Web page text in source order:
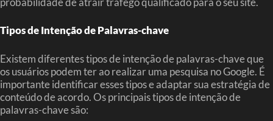
Tipos de Intenção de Palavras-chave
Existem diferentes tipos de intenção de palavras-chave que
os usuários podem ter ao realizar uma pesquisa no Google. É
importante identificar esses tipos e adaptar sua estratégia de
conteúdo de acordo. Os principais tipos de intenção de
palavras-chave são: